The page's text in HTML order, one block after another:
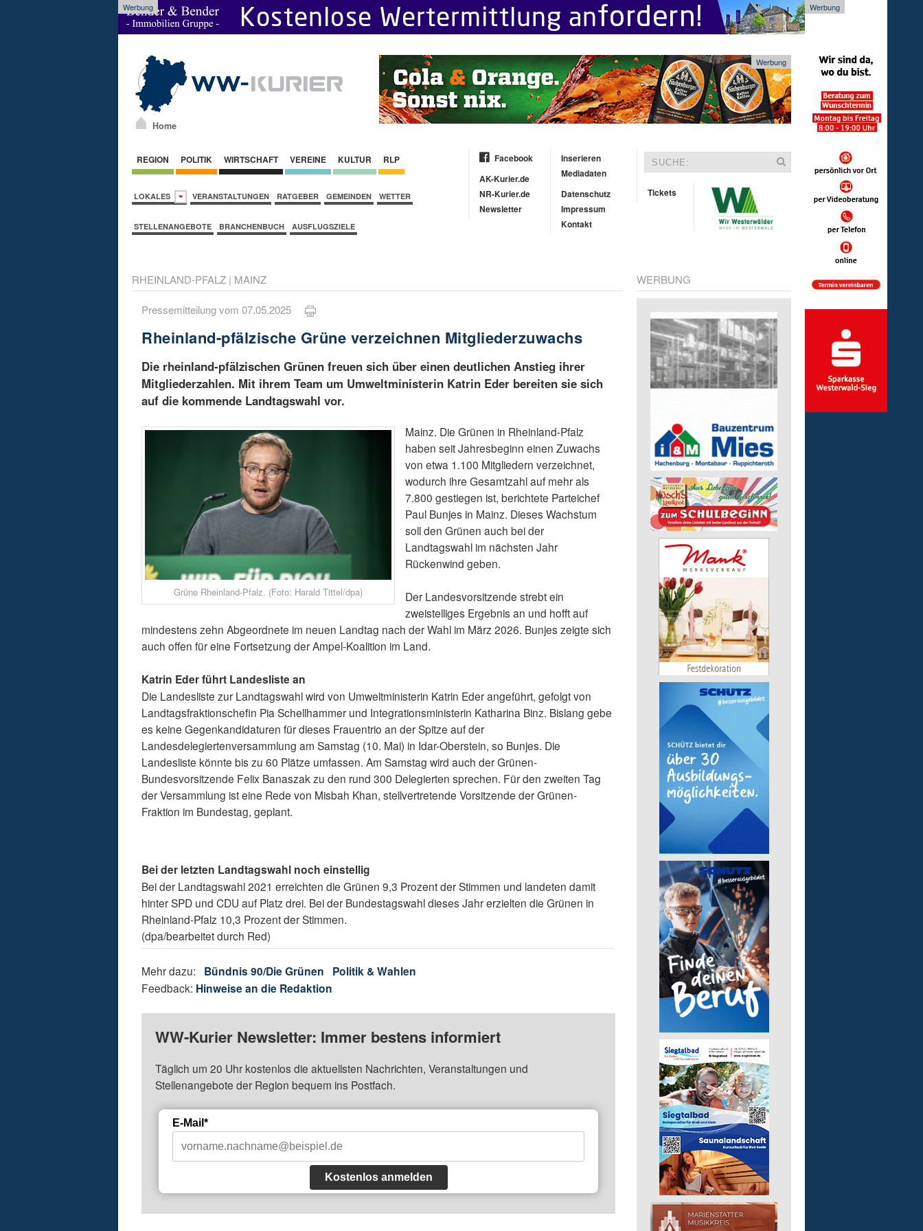
Werbung Werbung
Home
Werbung
REGION POLITIK WIRTSCHAFT VEREINE KULTUR RLP
LOKALES VERANSTALTUNGEN RATGEBER GEMEINDEN WETTER
STELLENANGEBOTE BRANCHENBUCH AUSFLUGSZIELE
Facebook
AK-Kurier.de
NR-Kurier.de
Newsletter
Inserieren
Mediadaten
Datenschutz
Impressum
Kontakt
Tickets
RHEINLAND-PFALZ | MAINZ
Pressemitteilung vom 07.05.2025
Rheinland-pfälzische Grüne verzeichnen Mitgliederzuwachs
Die rheinland-pfälzischen Grünen freuen sich über einen deutlichen Anstieg ihrer
Mitgliederzahlen. Mit ihrem Team um Umweltministerin Katrin Eder bereiten sie sich
auf die kommende Landtagswahl vor.
Grüne Rheinland-Pfalz. (Foto: Harald Tittel/dpa)
Mainz. Die Grünen in Rheinland-Pfalz
haben seit Jahresbeginn einen Zuwachs
von etwa 1.100 Mitgliedern verzeichnet,
wodurch ihre Gesamtzahl auf mehr als
7.800 gestiegen ist, berichtete Parteichef
Paul Bunjes in Mainz. Dieses Wachstum
soll den Grünen auch bei der
Landtagswahl im nächsten Jahr
Rückenwind geben.
Der Landesvorsitzende strebt ein
zweistelliges Ergebnis an und hofft auf
mindestens zehn Abgeordnete im neuen Landtag nach der Wahl im März 2026. Bunjes zeigte sich
auch offen für eine Fortsetzung der Ampel-Koalition im Land.
Katrin Eder führt Landesliste an
Die Landesliste zur Landtagswahl wird von Umweltministerin Katrin Eder angeführt, gefolgt von
Landtagsfraktionschefin Pia Schellhammer und Integrationsministerin Katharina Binz. Bislang gebe
es keine Gegenkandidaturen für dieses Frauentrio an der Spitze auf der
Landesdelegiertenversammlung am Samstag (10. Mai) in Idar-Oberstein, so Bunjes. Die
Landesliste könnte bis zu 60 Plätze umfassen. Am Samstag wird auch der Grünen-
Bundesvorsitzende Felix Banaszak zu den rund 300 Delegierten sprechen. Für den zweiten Tag
der Versammlung ist eine Rede von Misbah Khan, stellvertretende Vorsitzende der Grünen-
Fraktion im Bundestag, geplant.
Bei der letzten Landtagswahl noch einstellig
Bei der Landtagswahl 2021 erreichten die Grünen 9,3 Prozent der Stimmen und landeten damit
hinter SPD und CDU auf Platz drei. Bei der Bundestagswahl dieses Jahr erzielten die Grünen in
Rheinland-Pfalz 10,3 Prozent der Stimmen.
(dpa/bearbeitet durch Red)
Mehr dazu: Bündnis 90/Die Grünen Politik & Wahlen
Feedback: Hinweise an die Redaktion
WW-Kurier Newsletter: Immer bestens informiert
Täglich um 20 Uhr kostenlos die aktuellsten Nachrichten, Veranstaltungen und
Stellenangebote der Region bequem ins Postfach.
E-Mail*
Kostenlos anmelden
WERBUNG